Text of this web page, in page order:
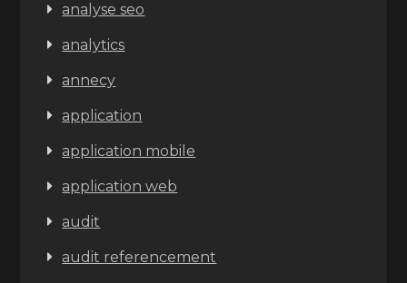
analyse seo
analytics
annecy
application
application mobile
application web
audit
audit referencement